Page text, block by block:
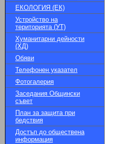
ЕКОЛОГИЯ (ЕК)
Устройство на
територията (УТ)
Хуманитарни дейности
(ХД)
Обяви
Телефонен указател
Фотогалерия
Заседания Общински
съвет
План за защита при
бедствия
Достъп до обществена
информация